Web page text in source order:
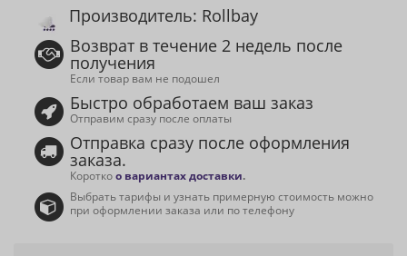
Производитель: Rollbay
Возврат в течение 2 недель после
получения
Если товар вам не подошел
Быстро обработаем ваш заказ
Отправим сразу после оплаты
Отправка сразу после оформления
заказа.
Короткоо вариантах доставки.
Выбрать тарифы и узнать примерную стоимость можно
при оформлении заказа или по телефону